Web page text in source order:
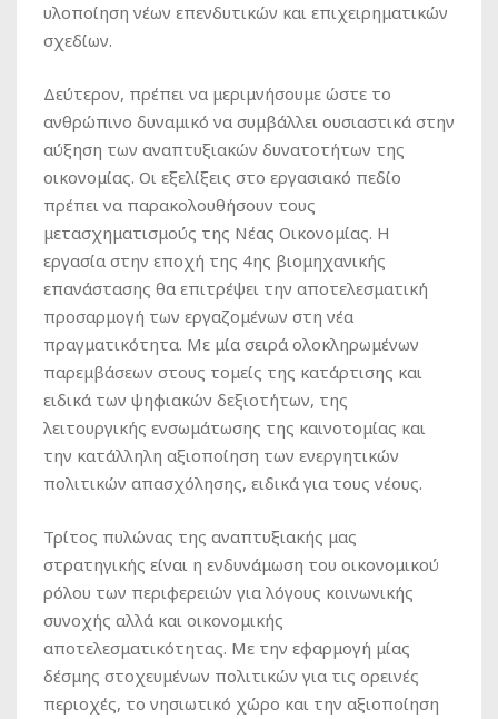
υλοποίηση νέων επενδυτικών και επιχειρηματικών
σχεδίων.
Δεύτερον, πρέπει να μεριμνήσουμε ώστε το
ανθρώπινο δυναμικό να συμβάλλει ουσιαστικά στην
αύξηση των αναπτυξιακών δυνατοτήτων της
οικονομίας. Οι εξελίξεις στο εργασιακό πεδίο
πρέπει να παρακολουθήσουν τους
μετασχηματισμούς της Νέας Οικονομίας. Η
εργασία στην εποχή της 4ης βιομηχανικής
επανάστασης θα επιτρέψει την αποτελεσματική
προσαρμογή των εργαζομένων στη νέα
πραγματικότητα. Με μία σειρά ολοκληρωμένων
παρεμβάσεων στους τομείς της κατάρτισης και
ειδικά των ψηφιακών δεξιοτήτων, της
λειτουργικής ενσωμάτωσης της καινοτομίας και
την κατάλληλη αξιοποίηση των ενεργητικών
πολιτικών απασχόλησης, ειδικά για τους νέους.
Τρίτος πυλώνας της αναπτυξιακής μας
στρατηγικής είναι η ενδυνάμωση του οικονομικού
ρόλου των περιφερειών για λόγους κοινωνικής
συνοχής αλλά και οικονομικής
αποτελεσματικότητας. Με την εφαρμογή μίας
δέσμης στοχευμένων πολιτικών για τις ορεινές
περιοχές, το νησιωτικό χώρο και την αξιοποίηση